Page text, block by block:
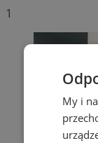
1
My i